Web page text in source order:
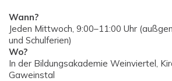
Wann?
Jeden Mittwoch, 9:00–11:00 Uhr
und Schulferien)
Wo?
In der Bildungsakademie Weinviertel,
Gaweinstal